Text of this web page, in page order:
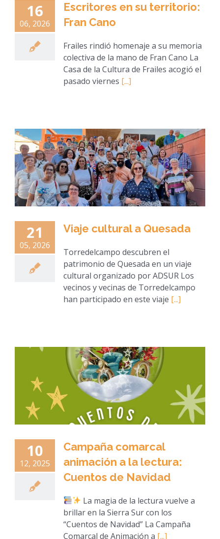
16
06, 2026
Escritores en su territorio:
Fran Cano
Frailes rindió homenaje a su memoria
colectiva de la mano de Fran Cano La
Casa de la Cultura de Frailes acogió el
pasado viernes [...]
21
05, 2026
Viaje cultural a Quesada
Torredelcampo descubren el
patrimonio de Quesada en un viaje
cultural organizado por ADSUR Los
vecinos y vecinas de Torredelcampo
han participado en este viaje [...]
10
12, 2025
Campaña comarcal
animación a la lectura:
Cuentos de Navidad
La magia de la lectura vuelve a
brillar en la Sierra Sur con los
“Cuentos de Navidad” La Campaña
Comarcal de Animación a [...]